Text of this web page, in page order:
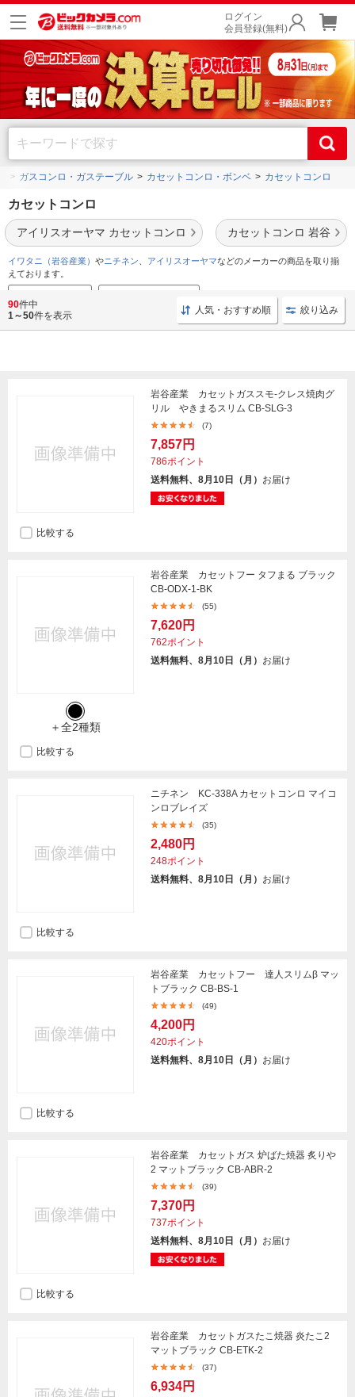
ログイン
会員登録(無料)
ガスコンロ・ガステーブル カセットコンロ・ボンベ カセットコンロ
カセットコンロ
アイリスオーヤマ カセットコンロ カセットコンロ 岩谷
イワタニ（岩谷産業） やニチネン アイリスオーヤマなどのメーカーの商品を取り揃
えております。
カラフルなモデル
90件中
1～50件を表示 人気・おすすめ順 絞り込み
岩谷産業 カセットガススモ-クレス焼肉グ
リル やきまるスリム CB-SLG-3
(7)
7,857円
786ポイント
送料無料、8月10日（月） お届け
比較する
＋全2種類
岩谷産業 カセットフー タフまる ブラック
CB-ODX-1-BK
(55)
7,620円
762ポイント
送料無料、8月10日（月） お届け
比較する
ニチネン KC-338A カセットコンロ マイコ
ンロブレイズ
(35)
2,480円
248ポイント
送料無料、8月10日（月） お届け
比較する
岩谷産業 カセットフー 達人スリムβ マッ
トブラック CB-BS-1
(49)
4,200円
420ポイント
送料無料、8月10日（月） お届け
比較する
岩谷産業 カセットガス 炉ばた焼器 炙りや
2 マットブラック CB-ABR-2
(39)
7,370円
737ポイント
送料無料、8月10日（月） お届け
比較する
岩谷産業 カセットガスたこ焼器 炎たこ2
マットブラック CB-ETK-2
(37)
6,934円